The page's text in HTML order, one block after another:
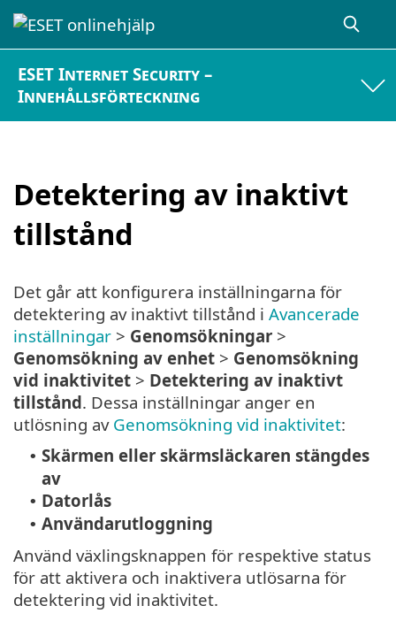
ESET Internet Security –
Innehållsförteckning
Detektering av inaktivt
tillstånd
Det går att konfigurera inställningarna för
detektering av inaktivt tillstånd i Avancerade
inställningar > Genomsökningar >
Genomsökning av enhet > Genomsökning
vid inaktivitet > Detektering av inaktivt
tillstånd. Dessa inställningar anger en
utlösning av Genomsökning vid inaktivitet:
• Skärmen eller skärmsläckaren stängdes
av
• Datorlås
• Användarutloggning
Använd växlingsknappen för respektive status
för att aktivera och inaktivera utlösarna för
detektering vid inaktivitet.